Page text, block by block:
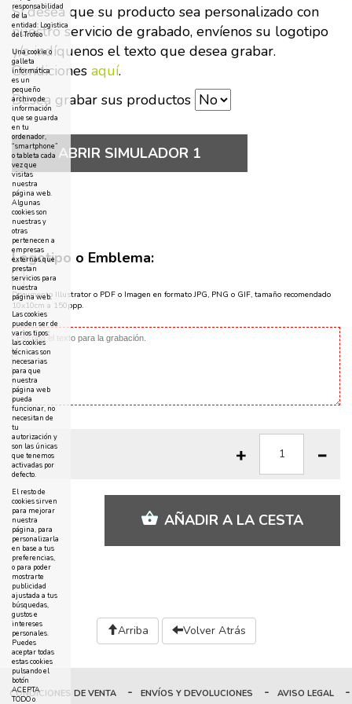
Si desea que su producto sea personalizado con
nuestro servicio de grabado, envíenos su logotipo
y/o indíquenos el texto que desea grabar.
Condiciones aquí.
Desea grabar sus productos
ABRIR SIMULADOR 1
Logotipo o Emblema:
Documento Illustrator o PDF o Imagen en formato JPG, PNG o GIF, tamaño recomendado
10x10cm a 150ppp.
AÑADIR A LA CESTA
Arriba Volver Atrás
CONDICIONES DE VENTA - ENVÍOS Y DEVOLUCIONES - AVISO LEGAL
-
responsabilidad
de la
entidad: Logistica
del Trofeo
Una cookie o
galleta
informática
es un
pequeño
archivo de
información
que se guarda
en tu
ordenador,
“smartphone”
o tableta cada
vez que
visitas
nuestra
página web.
Algunas
cookies son
nuestras y
otras
pertenecen a
empresas
externas que
prestan
servicios para
nuestra
página web.
Las cookies
pueden ser de
varios tipos:
las cookies
técnicas son
necesarias
para que
nuestra
página web
pueda
funcionar, no
necesitan de
tu
autorización y
son las únicas
que tenemos
activadas por
defecto.
El resto de
cookies sirven
para mejorar
nuestra
página, para
personalizarla
en base a tus
preferencias,
o para poder
mostrarte
publicidad
ajustada a tus
búsquedas,
gustos e
intereses
personales.
Puedes
aceptar todas
estas cookies
pulsando el
botón
ACEPTA
TODO o